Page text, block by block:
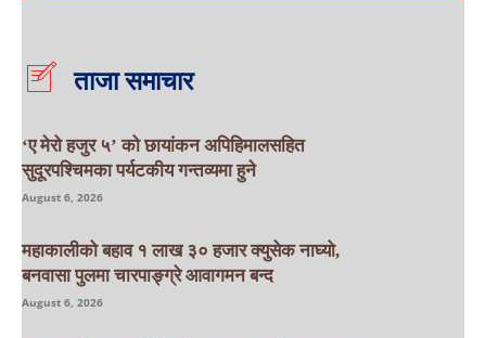
ताजा समाचार
‘ए मेरो हजुर ५’ को छायांकन अपिहिमालसहित
सुदूरपश्चिमका पर्यटकीय गन्तव्यमा हुने
August 6, 2026
महाकालीको बहाव १ लाख ३० हजार क्युसेक नाघ्यो,
बनवासा पुलमा चारपाङ्ग्रे आवागमन बन्द
August 6, 2026